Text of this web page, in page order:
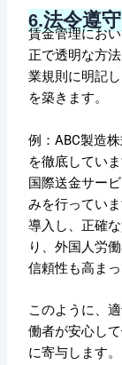
6.法令遵
賃金管理にお
正で透明な方
業規則に明記
を築きます。
例：ABC製造
を徹底してい
国際送金サー
みを行ってい
導入し、正確
り、外国人労
信頼性も高まっ
このように、
働者が安心し
に寄与します。